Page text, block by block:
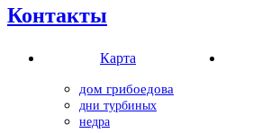
Контакты
Карта
дом грибоедова
дни турбиных
недра